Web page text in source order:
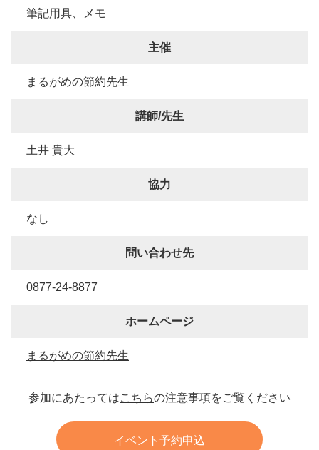
筆記用具、メモ
主催
まるがめの節約先生
講師/先生
土井 貴大
協力
なし
問い合わせ先
0877-24-8877
ホームページ
まるがめの節約先生
参加にあたってはこちらの注意事項をご覧ください
イベント予約申込